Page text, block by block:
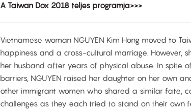
A Taiwan Dox 2018 teljes programja>>>
Vietnamese woman NGUYEN Kim Hong moved to
happiness and a cross-cultural marriage. However,
her husband after years of physical abuse. In spite
barriers, NGUYEN raised her daughter on her own
other immigrant women who shared a similar fate,
challenges as they each tried to stand on their own